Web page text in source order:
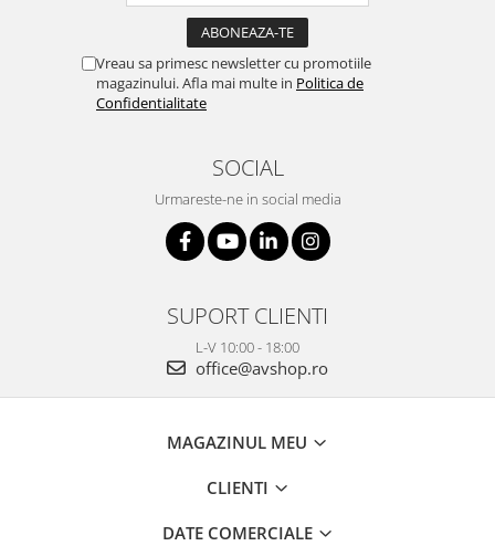
Vreau sa primesc newsletter cu promotiile
magazinului. Afla mai multe in Politica de
Confidentialitate
SOCIAL
Urmareste-ne in social media
SUPORT CLIENTI
L-V 10:00 - 18:00
office@avshop.ro
MAGAZINUL MEU
CLIENTI
DATE COMERCIALE